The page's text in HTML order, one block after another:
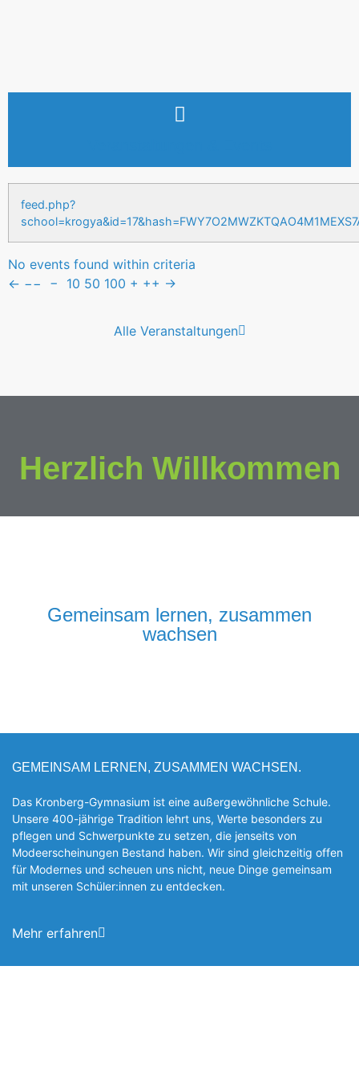
feed.php?
No events found within criteria
← −− − 10 50 100 + ++ →
Alle Veranstaltungen
Herzlich Willkommen
Gemeinsam lernen, zusammen
wachsen
GEMEINSAM LERNEN, ZUSAMMEN WACHSEN.
Das Kronberg-Gymnasium ist eine außergewöhnliche Schule.
Unsere 400-jährige Tradition lehrt uns, Werte besonders zu
pflegen und Schwerpunkte zu setzen, die jen­seits von
Modeerscheinungen Be­stand haben. Wir sind gleichzeitig offen
für Modernes und scheuen uns nicht, neue Dinge gemeinsam
mit unseren Schüler:innen zu entde­cken.
Mehr erfahren